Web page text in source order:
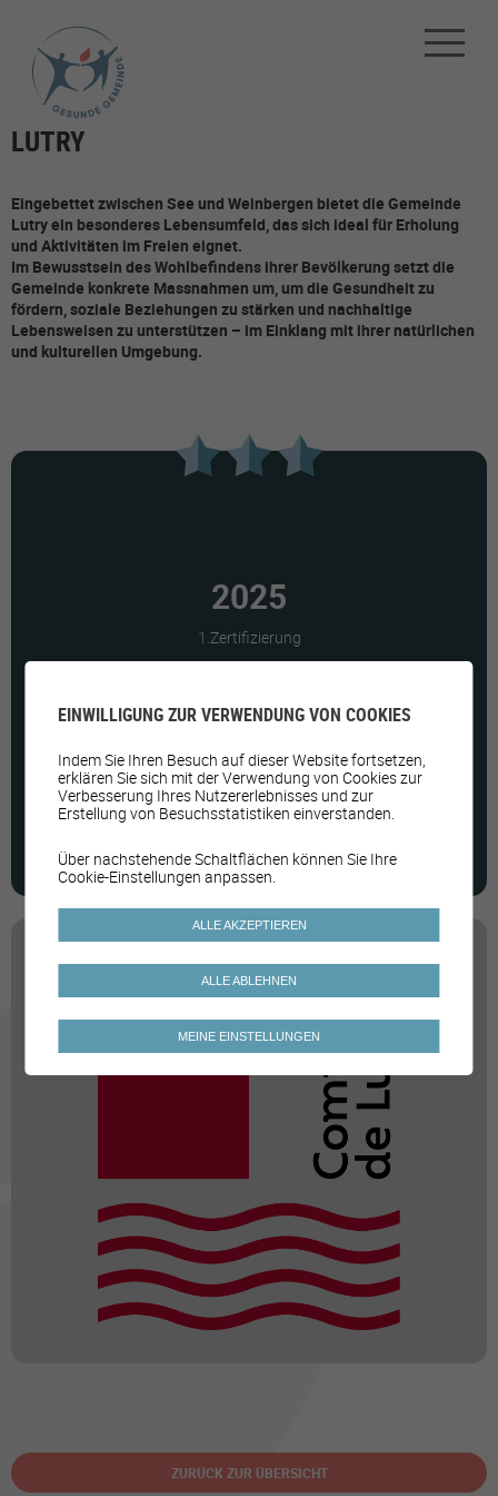
LUTRY
Eingebettet zwischen See und Weinbergen bietet die Gemeinde
Lutry ein besonderes Lebensumfeld, das sich ideal für Erholung
und Aktivitäten im Freien eignet.
Im Bewusstsein des Wohlbefindens ihrer Bevölkerung setzt die
Gemeinde konkrete Massnahmen um, um die Gesundheit zu
fördern, soziale Beziehungen zu stärken und nachhaltige
Lebensweisen zu unterstützen – im Einklang mit ihrer natürlichen
und kulturellen Umgebung.
2025
1.Zertifizierung
lutry.ch
Bilanz der Massnahmen
ZURÜCK ZUR ÜBERSICHT
EINWILLIGUNG ZUR VERWENDUNG VON COOKIES
Indem Sie Ihren Besuch auf dieser Website fortsetzen,
erklären Sie sich mit der Verwendung von Cookies zur
Verbesserung Ihres Nutzererlebnisses und zur
Erstellung von Besuchsstatistiken einverstanden.
Über nachstehende Schaltflächen können Sie Ihre
Cookie-Einstellungen anpassen.
ALLE AKZEPTIEREN
ALLE ABLEHNEN
MEINE EINSTELLUNGEN